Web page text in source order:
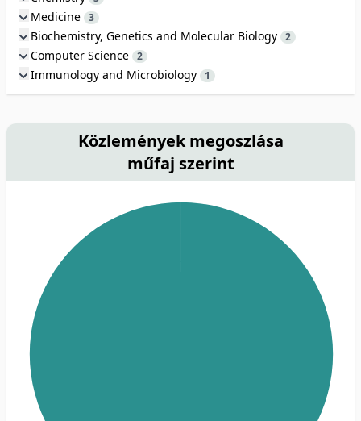
Medicine 3
Biochemistry, Genetics and Molecular Biology 2
Computer Science 2
Immunology and Microbiology 1
Közlemények megoszlása
műfaj szerint